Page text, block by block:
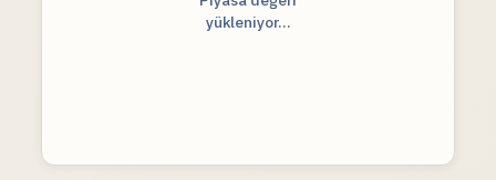
Fiyat verileri yükleniyor...
yükleniyor...